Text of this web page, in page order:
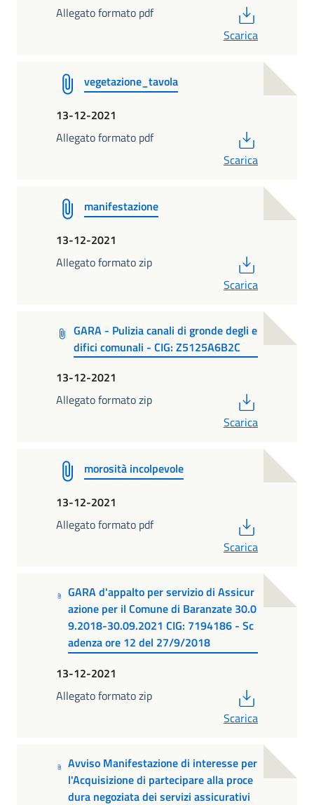
Allegato formato pdf
Scarica
vegetazione_tavola
13-12-2021
Allegato formato pdf
Scarica
manifestazione
13-12-2021
Allegato formato zip
Scarica
GARA - Pulizia canali di gronde degli e
difici comunali - CIG: Z5125A6B2C
13-12-2021
Allegato formato zip
Scarica
morosità incolpevole
13-12-2021
Allegato formato pdf
Scarica
GARA d'appalto per servizio di Assicur
azione per il Comune di Baranzate 30.0
9.2018-30.09.2021 CIG: 7194186 - Sc
adenza ore 12 del 27/9/2018
13-12-2021
Allegato formato zip
Scarica
Avviso Manifestazione di interesse per
l'Acquisizione di partecipare alla proce
dura negoziata dei servizi assicurativi